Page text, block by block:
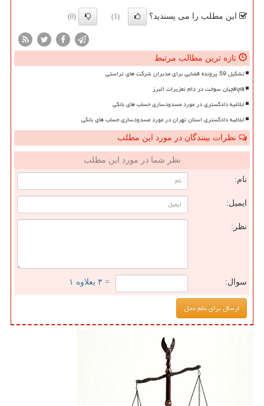
این مطلب را می پسندید؟ (1)
(0)
تازه ترین مطالب مرتبط
تشکیل 59 پرونده قضایی برای مدیران شرکت های تراستی
قاچاقچیان سوخت در دام تعزیرات البرز
ابلاغیه دادگستری در مورد مسدودسازی حساب های بانکی
ابلاغیه دادگستری استان تهران در مورد مسدودسازی حساب های بانکی
نظرات بینندگان در مورد این مطلب
نظر شما در مورد این مطلب
نام:
ایمیل:
نظر:
سوال: = ۳ بعلاوه ۱